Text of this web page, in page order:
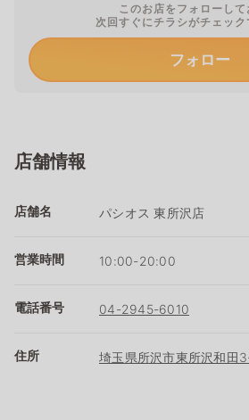
このお店をフォローして
次回すぐにチラシがチェック
フォロー
店舗情報
店舗名 パシオス 東所沢店
営業時間 10:00-20:00
電話番号 04-2945-6010
住所 埼玉県所沢市東所沢和田